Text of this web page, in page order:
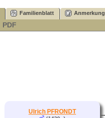
Familienblatt Anmerkung
PDF
Ulrich PFRONDT